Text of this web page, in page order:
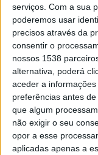
serviços. Com a sua
poderemos usar
precisos através da
consentir o
nossos 1538
alternativa, poderá
aceder a
preferências antes
que algum
não exigir o seu
opor a esse
aplicadas apenas a
quilómetros de
todo o norte de
nem provocado